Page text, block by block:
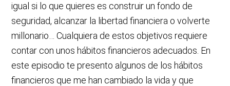
igual si lo que quieres es construir un fondo de
seguridad, alcanzar la libertad financiera o volverte
millonario… Cualquiera de estos objetivos requiere
contar con unos hábitos financieros adecuados. En
este episodio te presento algunos de los hábitos
financieros que me han cambiado la vida y que